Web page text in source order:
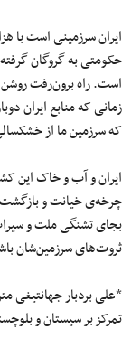
ایران سرزمینی است با
حکومتی به گروگان
است. راه برون‌رفت
زمانی که منابع ایران
که سرزمین ما از
ایران و آب و خاک این
چرخه‌ی خیانت و
بجای تشنگی ملت و
ثروت‌های سرزمین‌شان
*علی بردبار جهانتیغی
تمرکز بر سیستان و